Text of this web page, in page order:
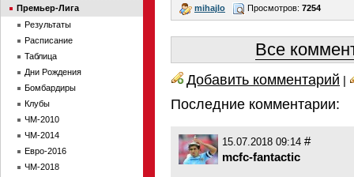
mihajlo
Просмотров: 7254
Все
Добавить комментарий |
Последние комментарии:
15.07.2018 09:14 #
mcfc-fantactic
Премьер-Лига
Результаты
Расписание
Таблица
Дни Рождения
Бомбардиры
Клубы
ЧМ-2010
ЧМ-2014
Евро-2016
ЧМ-2018